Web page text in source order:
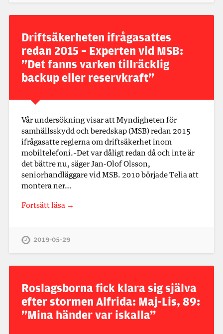
Driftsäkerheten ifrågasattes
redan 2015 – Experten vid MSB:
”Det fanns varken tillräcklig
backup eller reservkraft”
Vår undersökning visar att Myndigheten för
samhällsskydd och beredskap (MSB) redan 2015
ifrågasatte reglerna om driftsäkerhet inom
mobiltelefoni.–Det var dåligt redan då och inte är
det bättre nu, säger Jan-Olof Olsson,
seniorhandläggare vid MSB. 2010 började Telia att
montera ner…
Fortsätt läsa →
2019-05-29
Roslagsborna fick klara sig själva
efter stormen Alfrida: Maj-Lis, 89:
”Mina händer var iskalla”